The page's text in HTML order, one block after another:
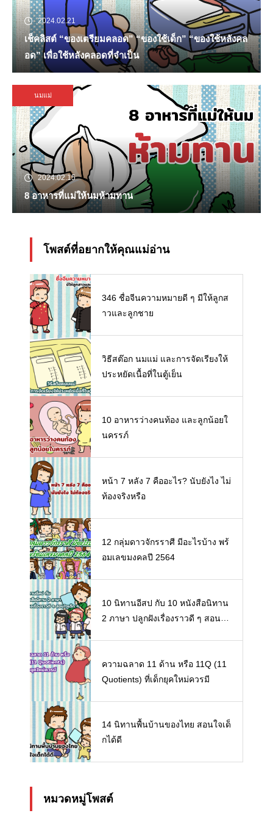
2024.02.21
เช็คลิสต์ “ของเตรียมคลอด” “ของใช้เด็ก” “ของใช้หลังคล
อด” เพื่อใช้หลังคลอดที่จำเป็น
นมแม่
2024.02.15
8 อาหารที่แม่ให้นมห้ามทาน
โพสต์ที่อยากให้คุณแม่อ่าน
346 ชื่อจีนความหมายดี ๆ มีให้ลูกส
าวและลูกชาย
วิธีสต๊อก นมแม่ และการจัดเรียงให้
ประหยัดเนื้อที่ในตู้เย็น
10 อาหารว่างคนท้อง และลูกน้อยใ
นครรภ์
หน้า 7 หลัง 7 คืออะไร? นับยังไง ไม่
ท้องจริงหรือ
12 กลุ่มดาวจักรราศี มีอะไรบ้าง พร้
อมเลขมงคลปี 2564
10 นิทานอีสป กับ 10 หนังสือนิทาน
2 ภาษา ปลูกฝังเรื่องราวดี ๆ สอนใจ
ความฉลาด 11 ด้าน หรือ 11Q (11
Quotients) ที่เด็กยุคใหม่ควรมี
14 นิทานพื้นบ้านของไทย สอนใจเด็
กได้ดี
หมวดหมู่โพสต์